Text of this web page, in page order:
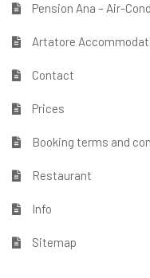
Pension Ana – Air-
Artatore
Contact
Prices
Booking terms and
Restaurant
Info
Sitemap